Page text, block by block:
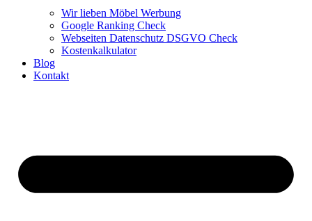
Wir lieben Möbel Werbung
Google Ranking Check
Webseiten Datenschutz DSGVO Check
Kostenkalkulator
Blog
Kontakt